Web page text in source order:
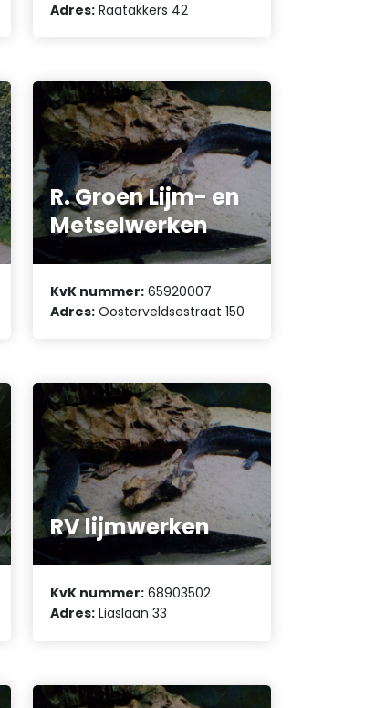
Adres: Raatakkers 42
R. Groen Lijm- en
Metselwerken
KvK nummer: 65920007
Adres: Oosterveldsestraat 150
RV lijmwerken
KvK nummer: 68903502
Adres: Liaslaan 33